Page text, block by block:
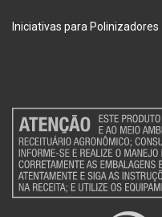
Iniciativas para Polinizadores